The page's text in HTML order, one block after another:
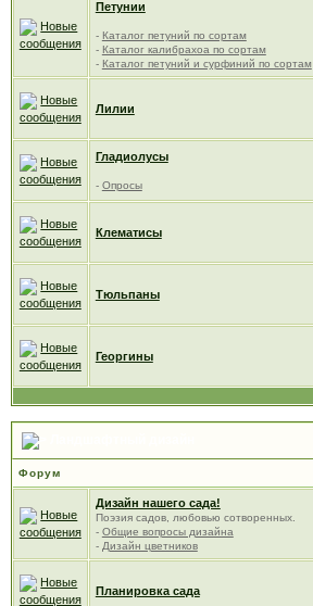
Петунии
- Каталог петуний по сортам
- Каталог калибрахоа по сортам
- Каталог петуний и сурфиний по сортам
Лилии
Гладиолусы
- Опросы
Клематисы
Тюльпаны
Георгины
Форум
Дизайн нашего сада!
Поэзия садов, любовью сотворенных.
- Общие вопросы дизайна
- Дизайн цветников
Планировка сада